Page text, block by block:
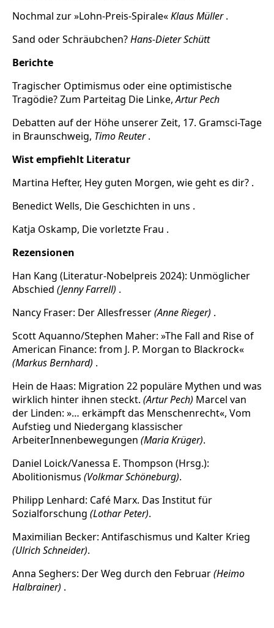
Nochmal zur »Lohn-Preis-Spirale«Klaus Müller.
Sand oder Schräubchen?Hans-Dieter Schütt
Berichte
Tragischer Optimismus oder eine optimistische
Tragödie? Zum Parteitag Die Linke,Artur Pech
Debatten auf der Höhe unserer Zeit, 17. Gramsci-Tage
in Braunschweig, Timo Reuter.
Wist empfiehlt Literatur
Martina Hefter, Hey guten Morgen, wie geht es dir? .
Benedict Wells, Die Geschichten in uns .
Katja Oskamp, Die vorletzte Frau .
Rezensionen
Han Kang (Literatur-Nobelpreis 2024): Unmöglicher
Abschied (Jenny Farrell) .
Nancy Fraser: Der Allesfresser(Anne Rieger) .
Scott Aquanno/Stephen Maher: »The Fall and Rise of
American Finance: from J. P. Morgan to Blackrock«
(Markus Bernhard) .
Hein de Haas: Migration 22 populäre Mythen und was
wirklich hinter ihnen steckt. (Artur Pech) Marcel van
der Linden: »… erkämpft das Menschenrecht«, Vom
Aufstieg und Niedergang klassischer
ArbeiterInnenbewegungen (Maria Krüger).
Daniel Loick/Vanessa E. Thompson (Hrsg.):
Abolitionismus (Volkmar Schöneburg).
Philipp Lenhard: Café Marx. Das Institut für
Sozialforschung (Lothar Peter).
Maximilian Becker: Antifaschismus und Kalter Krieg
(Ulrich Schneider).
Anna Seghers: Der Weg durch den Februar(Heimo
Halbrainer) .